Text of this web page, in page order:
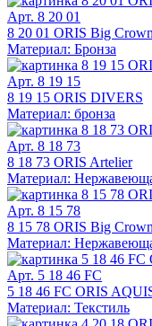
Арт. 8 20 01
8 20 01 ORIS Big Crown
Материал: Бронза
Арт. 8 19 15
8 19 15 ORIS DIVERS
Материал: бронза
Арт. 8 18 73
8 18 73 ORIS Artelier
Материал:
Арт. 8 15 78
8 15 78 ORIS Big Crown
Материал:
Арт. 5 18 46 FC
5 18 46 FC ORIS
Материал: Текстиль